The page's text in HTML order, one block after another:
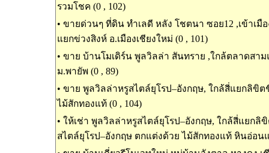
รวมโชค (0 , 102)
• ขายด่วนๆ ที่ดิน ทำเลดี หลัง โชตนา ซอย12 ,เข้าเมือ
แยกข่วงสิงห์ อ.เมืองเชียงใหม่ (0 , 101)
• ขาย บ้านโมเดิร์น พูลวิลล่า สันทราย ,ใกล้ตลาดสาม
ม.พายัพ (0 , 89)
• ขาย พูลวิลล่าหรูสไตล์ยุโรป–อังกฤษ, ใกล้สี่แยกลิขิ
ไม้สักทองแท้ (0 , 104)
• ให้เช่า พูลวิลล่าหรูสไตล์ยุโรป–อังกฤษ, ใกล้สี่แยกลิ
สไตล์ยุโรป–อังกฤษ ตกแต่งด้วย ไม้สักทองแท้ หินอ่อน